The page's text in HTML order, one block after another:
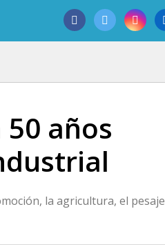
años
la agricultura, el pesaje